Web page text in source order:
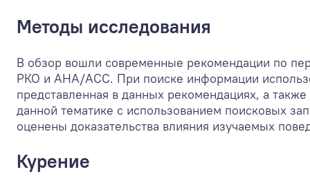
Методы исследования
В обзор вошли современные рекомендации по
РКО и AHA/ACC. При поиске информации
представленная в данных рекомендациях, а
данной тематике с использованием поисковых
оценены доказательства влияния изучаемых
Курение